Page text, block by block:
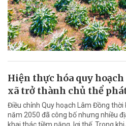
Hiện thực hóa quy
xã trở thành chủ thể
Điều chỉnh Quy hoạch Lâm Đồng
năm 2050 đã công bố nhưng nhiều